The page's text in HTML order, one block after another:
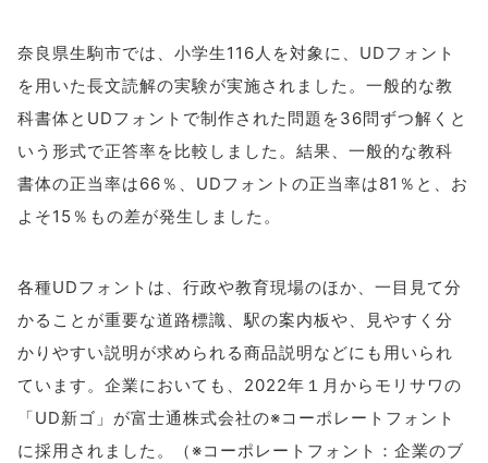
奈良県生駒市では、小学生116人を対象に、UDフォント
を用いた長文読解の実験が実施されました。一般的な教
科書体とUDフォントで制作された問題を36問ずつ解くと
いう形式で正答率を比較しました。結果、一般的な教科
書体の正当率は66％、UDフォントの正当率は81％と、お
よそ15％もの差が発生しました。
各種UDフォントは、行政や教育現場のほか、一目見て分
かることが重要な道路標識、駅の案内板や、見やすく分
かりやすい説明が求められる商品説明などにも用いられ
ています。企業においても、2022年１月からモリサワの
「UD新ゴ」が富士通株式会社の※コーポレートフォント
に採用されました。（※コーポレートフォント：企業のブ